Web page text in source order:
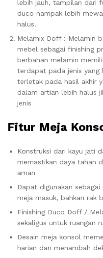
lebih jauh, tampilan dari
duco nampak lebih
halus.
Melamix Doff : Melamin
mebel sebagai finishing
berbahan melamin
terdapat pada jenis yang
terletak pada hasil akhir
dalam artian lebih halus
jenis
Fitur Meja
Konstruksi dari kayu jati
memastikan daya tahan
aman
Dapat digunakan
meja masuk, bahkan rak
Finishing Duco Doff /
sekaligus untuk ruangan
Desain meja konsol
harian dan menambah